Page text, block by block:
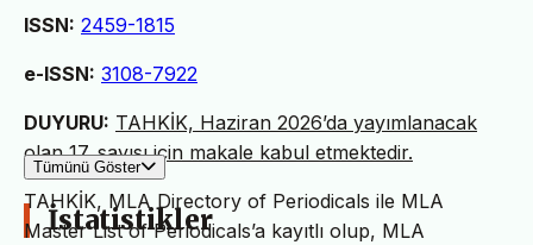
ISSN: 2459-1815
e-ISSN: 3108-7922
DUYURU: TAHKİK, Haziran 2026’da yayımlanacak
olan 17. sayısı için makale kabul etmektedir.
TAHKİK, MLA Directory of Periodicals ile MLA
Master List of Periodicals’a kayıtlı olup, MLA
Tümünü Göster
İstatistikler